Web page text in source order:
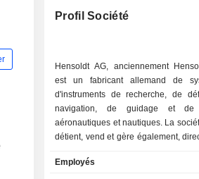
Profil Société
Hensoldt AG, anciennement
est un fabricant allemand de
d'instruments de recherche, de
navigation, de guidage et de
aéronautiques et nautiques. La
détient, vend et gère également,
sociétés impliquées dans le
Employés